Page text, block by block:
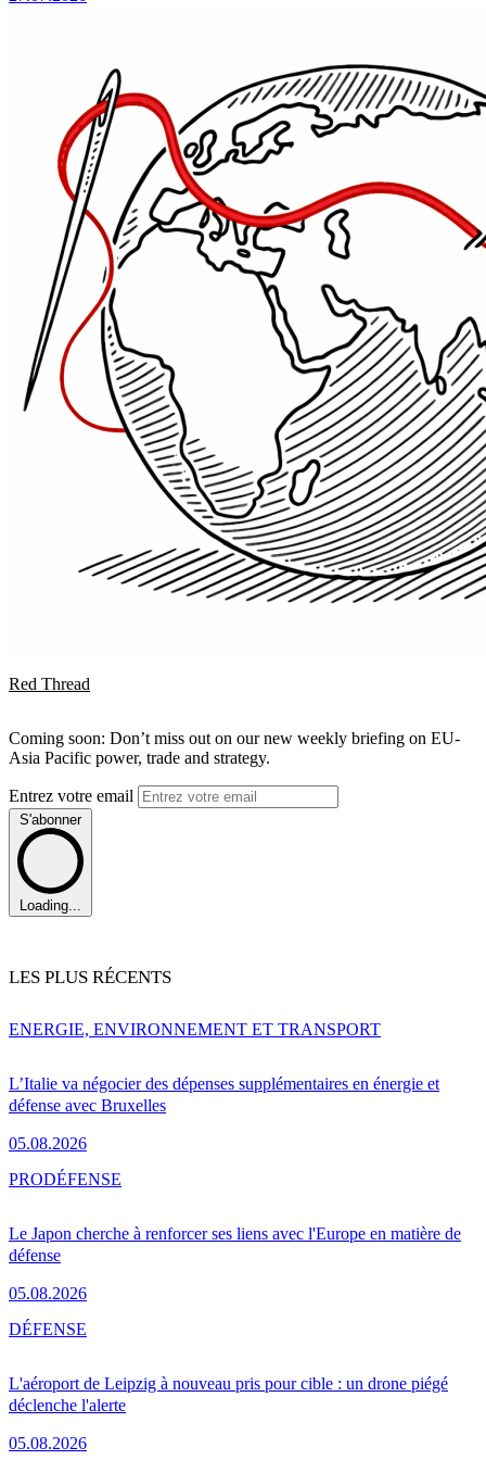
Red Thread
Coming soon: Don’t miss out on our new weekly briefing on EU-
Asia Pacific power, trade and strategy.
Entrez votre email
S'abonner
Loading...
LES PLUS RÉCENTS
L’Italie va négocier des dépenses supplémentaires en énergie et
défense avec Bruxelles
05.08.2026
ENERGIE, ENVIRONNEMENT ET TRANSPORT
Le Japon cherche à renforcer ses liens avec l'Europe en matière de
défense
05.08.2026
PRODÉFENSE
L'aéroport de Leipzig à nouveau pris pour cible : un drone piégé
déclenche l'alerte
05.08.2026
DÉFENSE